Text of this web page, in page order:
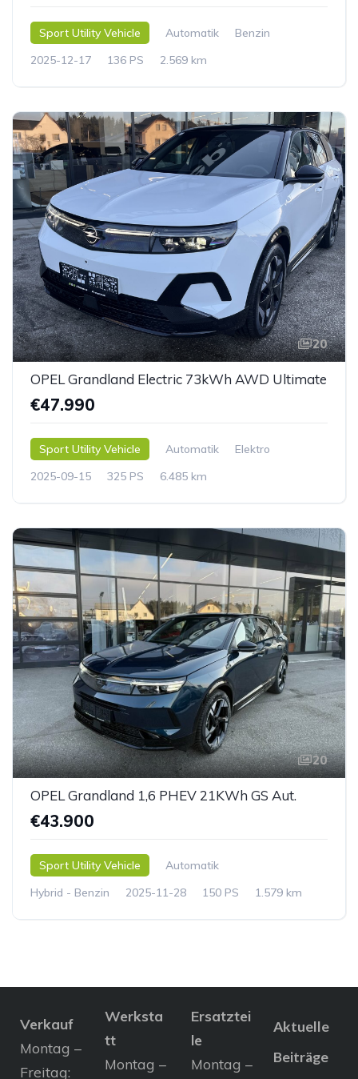
Sport Utility Vehicle Automatik
Benzin
2025-12-17
136 PS 2.569 km
20
OPEL Grandland Electric 73kWh AWD Ultimate
€47.990
Sport Utility Vehicle Automatik
Elektro
2025-09-15
325 PS 6.485 km
20
OPEL Grandland 1,6 PHEV 21KWh GS Aut.
€43.900
Sport Utility Vehicle
Automatik
Hybrid - Benzin
2025-11-28 150 PS 1.579 km
Verkauf
Montag –
Freitag:
Werksta
tt
Montag –
Ersatztei
le
Montag –
Aktuelle
Beiträge